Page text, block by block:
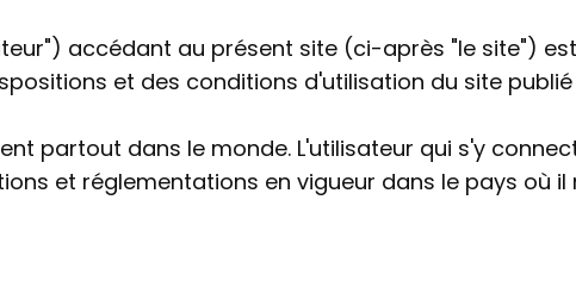
accédant au présent site (ci-après "le site")
et des conditions d'utilisation du site
partout dans le monde. L'utilisateur qui s'y
et réglementations en vigueur dans le pays où